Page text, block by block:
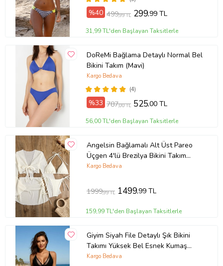
%40 499,99 TL 299,99 TL
31,99 TL'den Başlayan Taksitlerle
DoReMi Bağlama Detaylı Normal Bel
Bikini Takım (Mavi)
(4)
Kargo Bedava
%33 787,00 TL 525,00 TL
56,00 TL'den Başlayan Taksitlerle
Angelsin Bağlamalı Alt Üst Pareo
Üçgen 4'lü Brezilya Bikini Takım
Set(Çıkartılabilir Kaplı)
Kargo Bedava
1999,99 TL 1499,99 TL
159,99 TL'den Başlayan Taksitlerle
Giyim Siyah File Detaylı Şık Bikini
Takımı Yüksek Bel Esnek Kumaş
Yazlık Kadın Mayo Seti
Kargo Bedava